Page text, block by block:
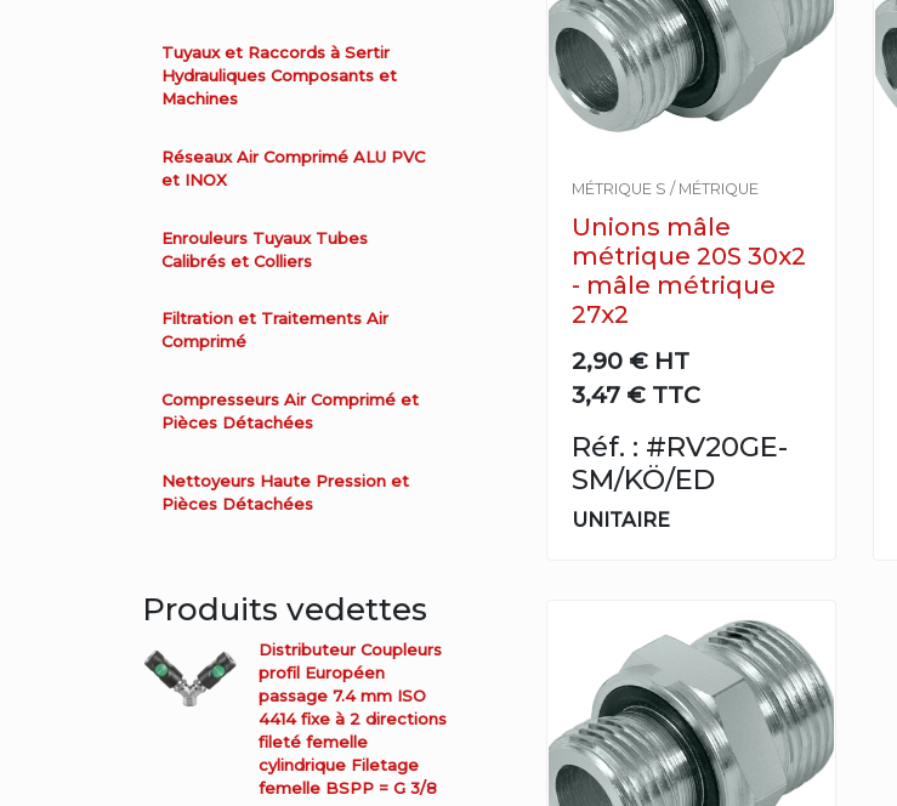
MÉTRIQUE S / MÉTRIQUE
Unions mâle
métrique 20S 30x2
- mâle métrique
27x2
2,90 € HT
3,47 € TTC
Réf. : #RV20GE-
SM/KÖ/ED
UNITAIRE
Tuyaux et Raccords à Sertir
Hydrauliques Composants et
Machines
Réseaux Air Comprimé ALU PVC
et INOX
Enrouleurs Tuyaux Tubes
Calibrés et Colliers
Filtration et Traitements Air
Comprimé
Compresseurs Air Comprimé et
Pièces Détachées
Nettoyeurs Haute Pression et
Pièces Détachées
Produits vedettes
Distributeur Coupleurs
profil Européen
passage 7.4 mm ISO
4414 fixe à 2 directions
fileté femelle
cylindrique Filetage
femelle BSPP = G 3/8